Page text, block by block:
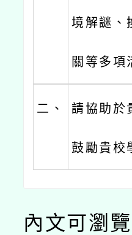
境解謎、
關等多項
二、 請協助於
鼓勵貴校
內文可瀏